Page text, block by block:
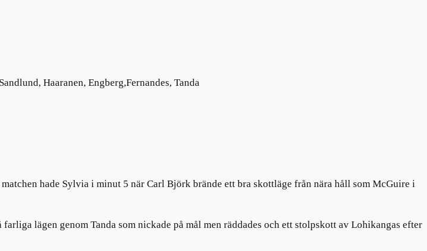
Haaranen, Engberg,Fernandes, Tanda
hade Sylvia i minut 5 när Carl Björk brände ett bra skottläge från nära håll som McGuire i
lägen genom Tanda som nickade på mål men räddades och ett stolpskott av Lohikangas efter